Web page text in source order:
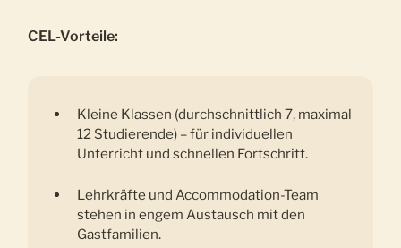
CEL-Vorteile:
Kleine Klassen (durchschnittlich 7, maximal
12 Studierende) – für individuellen
Unterricht und schnellen Fortschritt.
Lehrkräfte und Accommodation-Team
stehen in engem Austausch mit den
Gastfamilien.